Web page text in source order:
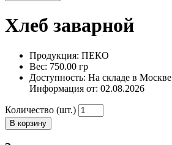
Хлеб заварной
Продукция: ПЕКО
Вес: 750.00 гр
Доступность: На складе в Москве
Информация от: 02.08.2026
Количество (шт.)
В корзину